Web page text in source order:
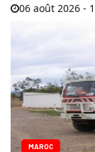
06 août 2026 -
MAROC